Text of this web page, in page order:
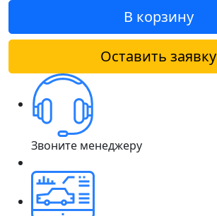
В корзину
Оставить заявку
Звоните менеджеру